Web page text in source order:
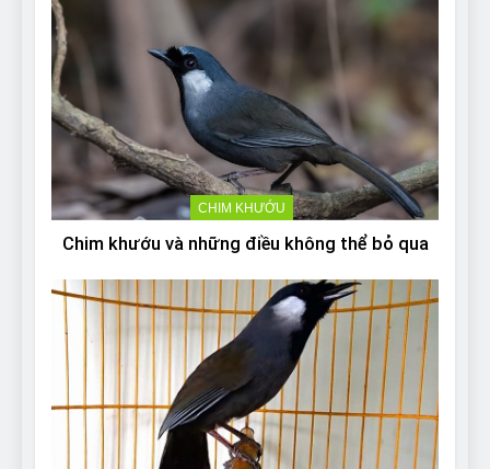
CHIM KHƯỚU
Chim khướu và những điều không thể bỏ qua